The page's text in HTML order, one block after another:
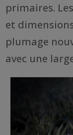
primaires.
et
plumage
avec une